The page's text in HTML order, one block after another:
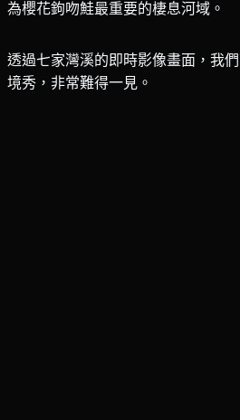
為櫻花鉤吻鮭最重要的棲息河域。
透過七家灣溪的即時影像畫面，我
境秀，非常難得一見。